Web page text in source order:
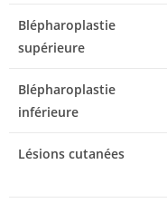
Blépharoplastie
supérieure
Blépharoplastie
inférieure
Lésions cutanées